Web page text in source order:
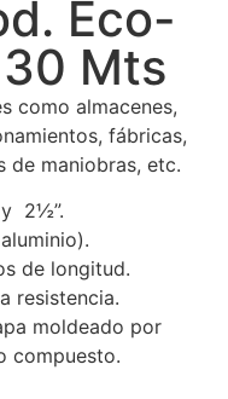
Eco-
Mts
como almacenes,
fábricas,
de maniobras, etc.
2½”.
de longitud.
resistencia.
moldeado por
compuesto.